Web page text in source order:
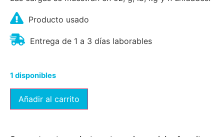
Producto usado
Entrega de 1 a 3 días laborables
1 disponibles
Añadir al carrito